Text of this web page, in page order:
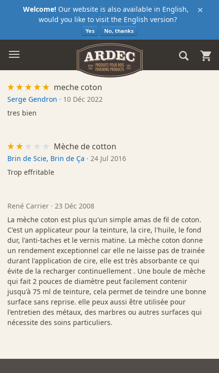
×
Welcome! Our website is also available in English,
would you like to visit the English version?
Yes No, thanks
meche coton
Serge Gendron · 10 Déc 2022
tres bien
Mèche de cotton
Brin de Scie, Brin de Ça · 24 Jul 2016
Trop effritable
René Carrier · 23 Déc 2008
La mèche coton est plus qu'un simple amas de fil de coton.
C'est un applicateur pour la teinture, la cire, l'huile, le fond
dur, l'anti-taches et le vernis matine. La mèche coton donne
un rendement exceptionnel car elle ne laisse pas de trainée
durant l'application de cire, elle est très absorbante ce qui
évite de la recharger continuellement . Une boule de mèche
qui fait 2 pouces de diamètre peut facilement contenir
jusqu'à 75 ml de teinture, cela permet de teindre une bonne
surface sans reprise. elle peux aussi être utilisée pour
l'entretien des métaux, des marbres ou autres surfaces qui
nécessite des soins particuliers.